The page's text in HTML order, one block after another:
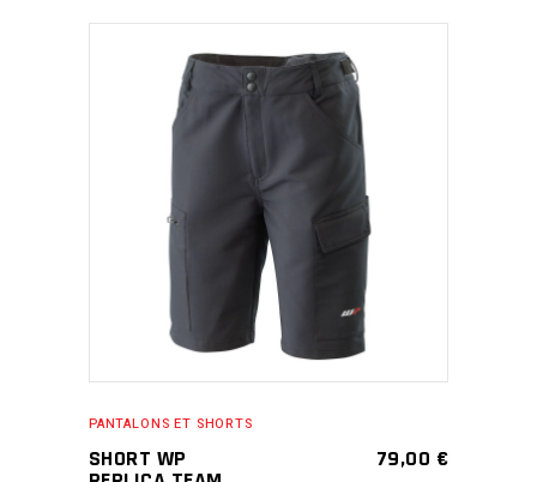
SELECT OPTIONS
options
chosen
PANTALONS ET SHORTS
SHORT WP 79,00 €